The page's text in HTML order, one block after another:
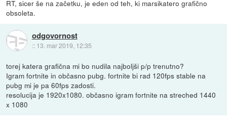
RT, sicer še na začetku, je eden od teh, ki marsikatero grafično
obsoleta.
odgovornost
:: 13. mar 2019, 12:35
torej katera grafična mi bo nudila najboljši p/p trenutno?
Igram fortnite in občasno pubg. fortnite bi rad 120fps stable na
pubg mi je pa 60fps zadosti.
resolucija je 1920x1080. občasno igram fortnite na streched 1440
x 1080